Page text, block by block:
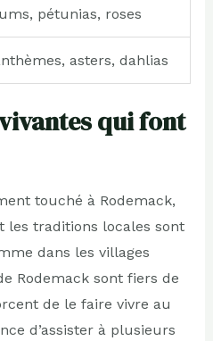
pétunias, roses
asters, dahlias
qui font
touché à Rodemack,
les traditions locales sont
dans les villages
Rodemack sont fiers de
de le faire vivre au
d’assister à plusieurs